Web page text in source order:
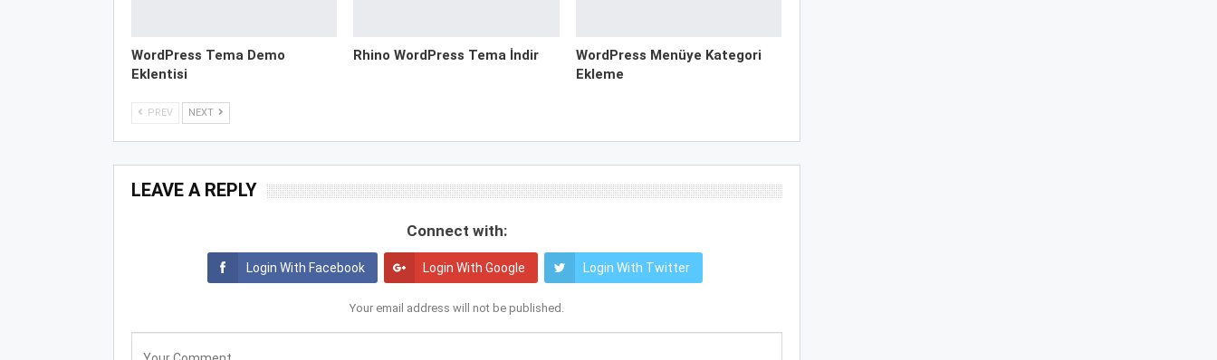
WordPress Tema Demo
Eklentisi
Rhino WordPress Tema İndir
WordPress Menüye Kategori
Ekleme
PREV NEXT
LEAVE A REPLY
Connect with:
Login With Facebook Login With Google Login With Twitter
Your email address will not be published.